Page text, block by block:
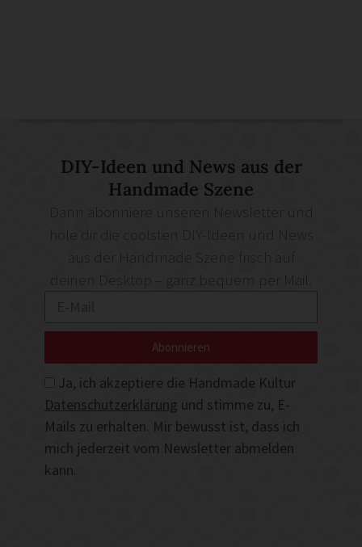
DIY-Ideen und News aus der
Handmade Szene
deinen Desktop – ganz bequem per Mail.
Ja, ich akzeptiere die Handmade Kultur
Datenschutzerklärung und stimme zu, E-
Mails zu erhalten. Mir bewusst ist, dass ich
mich jederzeit vom Newsletter abmelden
kann.
Abonnieren